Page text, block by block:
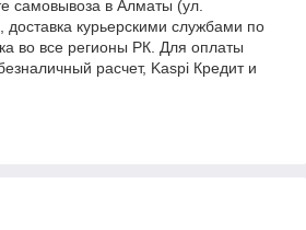
самовывоза в Алматы (ул.
доставка курьерскими службами по
во все регионы РК. Для оплаты
расчет, Kaspi Кредит и